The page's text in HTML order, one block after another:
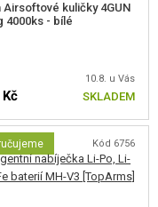
Airsoftové kuličky 4GUN
4000ks - bílé
10.8. u Vás
SKLADEM
Kód 6756